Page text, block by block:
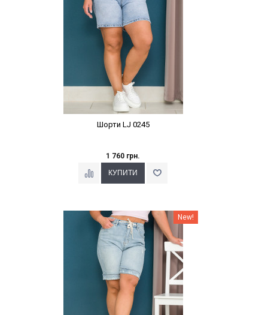
Шорти LJ 0245
1 760 грн.
Наклейки Варіант з % New!